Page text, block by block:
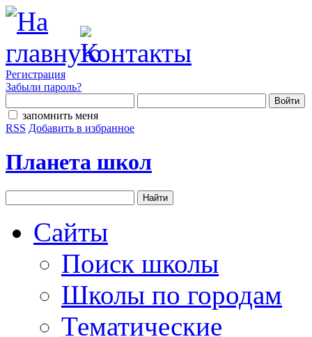
Регистрация
Забыли пароль?
запомнить меня
RSS Добавить в избранное
Планета школ
Сайты
Поиск школы
Школы по городам
Тематические